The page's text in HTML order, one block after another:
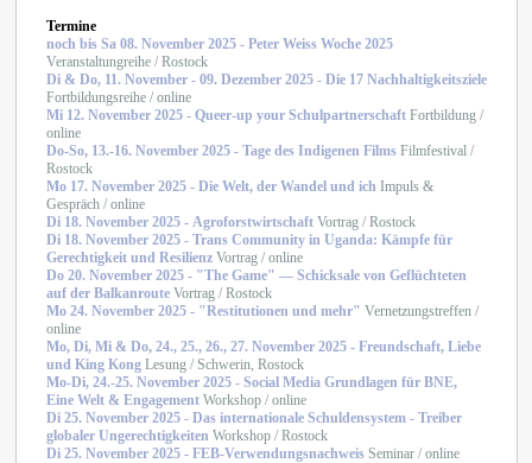
Termine
noch bis Sa 08. November 2025 - Peter Weiss Woche 2025
Veranstaltungreihe / Rostock
Di & Do, 11. November - 09. Dezember 2025 - Die 17 Nachhaltigkeitsziele
Fortbildungsreihe / online
Mi 12. November 2025 - Queer-up your Schulpartnerschaft Fortbildung /
online
Do-So, 13.-16. November 2025 - Tage des Indigenen Films Filmfestival/
Rostock
Mo 17. November 2025 - Die Welt, der Wandel und ich Impuls &
Gespräch / online
Di 18. November 2025 - Agroforstwirtschaft Vortrag / Rostock
Di 18. November 2025 - Trans Community in Uganda: Kämpfe für
Gerechtigkeit und Resilienz Vortrag / online
Do 20. November 2025 - "The Game" — Schicksale von Geflüchteten
auf der Balkanroute Vortrag / Rostock
Mo 24. November 2025 - "Restitutionen und mehr" Vernetzungstreffen /
online
Mo, Di, Mi & Do, 24., 25., 26., 27. November 2025 - Freundschaft, Liebe
und King Kong Lesung / Schwerin, Rostock
Mo-Di, 24.-25. November 2025 - Social Media Grundlagen für BNE,
Eine Welt & Engagement Workshop / online
Di 25. November 2025 - Das internationale Schuldensystem - Treiber
globaler Ungerechtigkeiten Workshop / Rostock
Di 25. November 2025 - FEB-Verwendungsnachweis Seminar / online